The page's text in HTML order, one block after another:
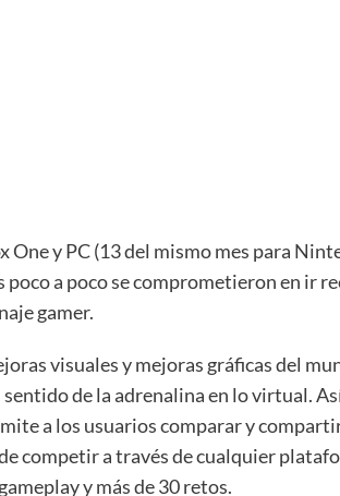
y PC (13 del mismo mes para
a poco se comprometieron en ir
gamer.
visuales y mejoras gráficas del
de la adrenalina en lo virtual.
a los usuarios comparar y
competir a través de cualquier
y más de 30 retos.